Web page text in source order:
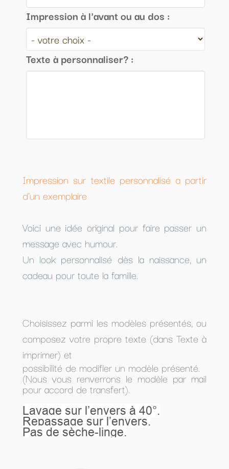
Impression à l'avant ou au dos :
Texte à personnaliser? :
Impression sur textile personnalisé a partir
d'un exemplaire
Voici une idée original pour faire passer un
message avec humour.
Un look personnalisé dès la naissance, un
cadeau pour toute la famille.
Choisissez parmi les modèles présentés, ou
composez votre propre texte (dans Texte à
imprimer) et
possibilité de modifier un modèle présenté.
(Nous vous renverrons le modèle par mail
pour accord de transfert).
Lavage sur l’envers à 40°.
Repassage sur l’envers.
Pas de sèche-linge.